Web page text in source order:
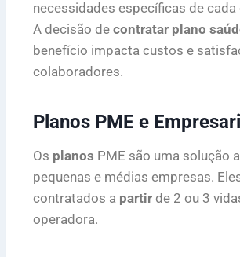
necessidades específicas de cada
A decisão de contratar plano
benefício impacta custos e
colaboradores.
Planos PME e
Os planos PME são uma solução
pequenas e médias empresas.
contratados a partir de 2 ou 3
operadora.